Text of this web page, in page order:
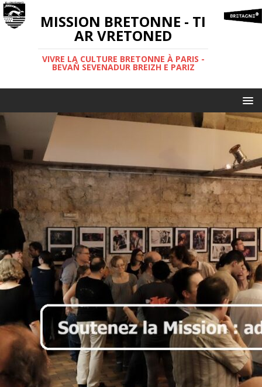
MISSION BRETONNE - TI
AR VRETONED
VIVRE LA CULTURE BRETONNE À PARIS -
BEVAÑ SEVENADUR BREIZH E PARIZ